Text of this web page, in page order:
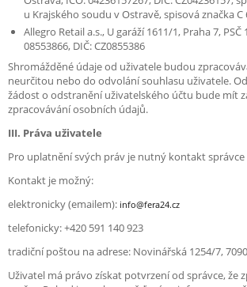
u Krajského soudu v Ostravě, spisová značka C
Allegro Retail a.s., U garáží 1611/1, Praha 7, PSČ
08553866, DIČ: CZ0855386
Shromážděné údaje od uživatele budou
neurčitou nebo do odvolání souhlasu uživatele.
žádost o odstranění uživatelského účtu bude mít
zpracovávání osobních údajů.
III. Práva uživatele
Pro uplatnění svých práv je nutný kontakt správce
Kontakt je možný:
elektronicky (emailem): info@fera24.cz
telefonicky: +420 591 140 923
tradiční poštou na adrese: Novinářská 1254/7,
Uživatel má právo získat potvrzení od správce, že